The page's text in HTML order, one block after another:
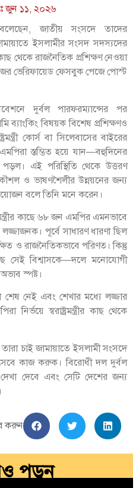
জুন ১১, ২০২৬
জাতীয় সংসদে তাদের
ইসলামীর সংসদ সদস্যদের
কাছ থেকে রাজনৈতিক প্রশিক্ষণ নেওয়া
ভেরিফায়েড ফেসবুক পেজে পোস্ট
দুর্বল পারফরম্যান্সের পর
ব্যাংকিং বিষয়ক বিশেষ প্রশিক্ষণও
কোর্স বা সিলেবাসের বাইরের
স্তম্ভিত হয়ে যান—বহুদিনের
পড়ল। এই পরিস্থিতি থেকে উত্তরণ
ও ভাষণশৈলীর উন্নয়নের জন্য
বলে তিনি মনে করেন।
কাছে ৬৮ জন এমপির এমনভাবে
পূর্বে সাধারণ ধারণা ছিল
ও রাজনৈতিকভাবে পরিণত। কিন্তু
সেই বিশ্বাসকে—দলে মনোযোগী
স্পষ্ট।
নেই এবং শেখার মধ্যে লজ্জার
স্বরাষ্ট্রমন্ত্রীর কাছ থেকে
চাই জামায়াতে ইসলামী সংসদে
কাজ করুক। বিরোধী দল দুর্বল
দেবে এবং সেটি দেশের জন্য
করুন
পড়ুন